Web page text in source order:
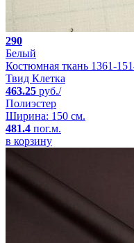
290
Белый
Костюмная ткань 1361-
Твид Клетка
463.25 руб./
Полиэстер
Ширина: 150 см.
481.4 пог.м.
в корзину